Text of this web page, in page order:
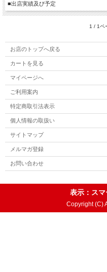
■出店実績及び予定
1 / 1ペ
お店のトップへ戻る
カートを見る
マイページへ
ご利用案内
特定商取引法表示
個人情報の取扱い
サイトマップ
メルマガ登録
お問い合わせ
表示：スマ
Copyright (C)